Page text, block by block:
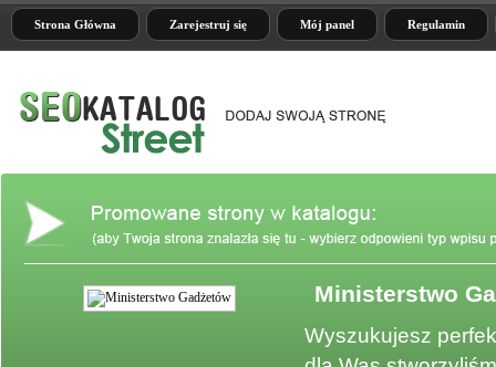
Strona Główna Zarejestruj się Mój panel Regulamin
Ministerstwo
Wyszukujesz